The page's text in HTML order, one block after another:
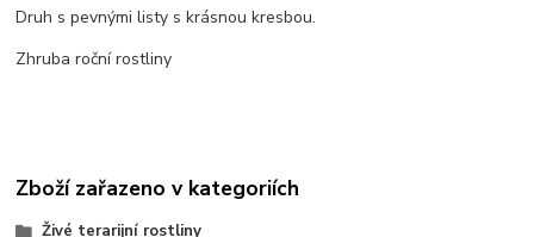
Druh s pevnými listy s krásnou kresbou.
Zhruba roční rostliny
Zboží zařazeno v kategoriích
Živé terarijní rostliny